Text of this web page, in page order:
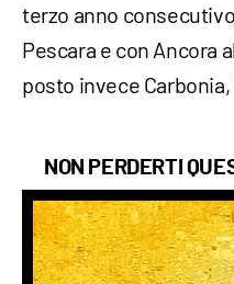
terzo anno
Pescara e con Ancora
posto invece
NON PERDERTI